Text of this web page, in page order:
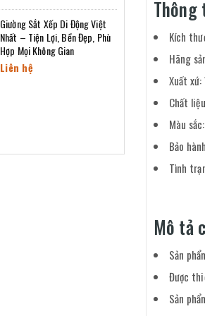
Thông
Kích
Hãng
Xuất
Chất
Màu
Bảo
Tình
Mô tả
Sản
Được
Sản
Giường Sắt Xếp Di Động Việt
Nhất – Tiện Lợi, Bền Đẹp, Phù
Hợp Mọi Không Gian
Liên hệ